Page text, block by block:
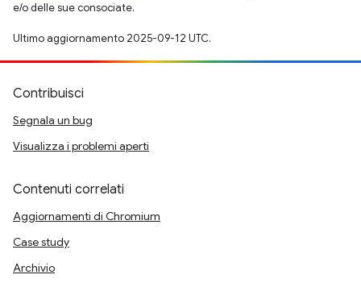
e/o delle sue consociate.
Ultimo aggiornamento 2025-09-12 UTC.
Contribuisci
Segnala un bug
Visualizza i problemi aperti
Contenuti correlati
Aggiornamenti di Chromium
Case study
Archivio